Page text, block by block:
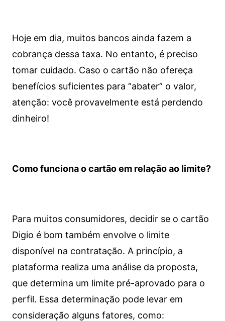
Hoje em dia, muitos bancos ainda fazem a
cobrança dessa taxa. No entanto, é preciso
tomar cuidado. Caso o cartão não ofereça
benefícios suficientes para “abater” o valor,
atenção: você provavelmente está perdendo
dinheiro!
Como funciona o cartão em relação ao limite?
Para muitos consumidores, decidir se o cartão
Digio é bom também envolve o limite
disponível na contratação. A princípio, a
plataforma realiza uma análise da proposta,
que determina um limite pré-aprovado para o
perfil. Essa determinação pode levar em
consideração alguns fatores, como: